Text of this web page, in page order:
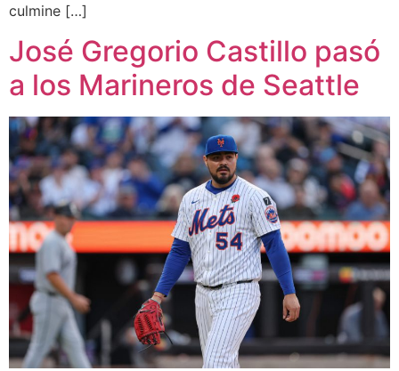
culmine […]
José Gregorio Castillo pasó
a los Marineros de Seattle